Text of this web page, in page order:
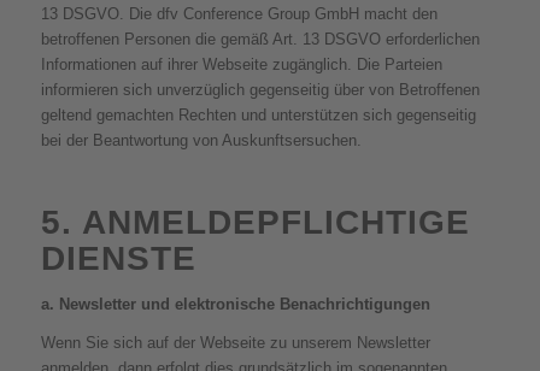
13 DSGVO. Die dfv Conference Group GmbH macht den
betroffenen Personen die gemäß Art. 13 DSGVO erforderlichen
Informationen auf ihrer Webseite zugänglich. Die Parteien
informieren sich unverzüglich gegenseitig über von Betroffenen
geltend gemachten Rechten und unterstützen sich gegenseitig
bei der Beantwortung von Auskunftsersuchen.
5. ANMELDEPFLICHTIGE
DIENSTE
a. Newsletter und elektronische Benachrichtigungen
Wenn Sie sich auf der Webseite zu unserem Newsletter